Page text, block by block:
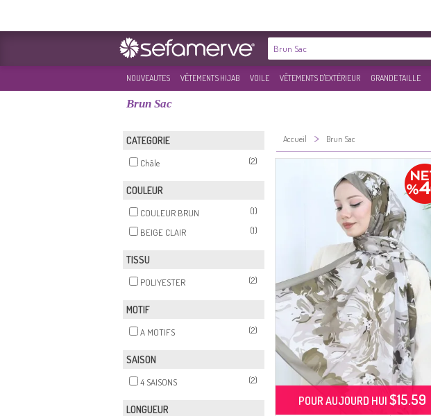
NOUVEAUTES VÊTEMENTS HIJAB VOILE VÊTEMENTS D'EXTÉRIEUR GRANDE TAILLE
Brun Sac
CATEGORIE
Châle (2)
COULEUR
COULEUR BRUN
(1)
BEIGE CLAIR
(1)
TISSU
POLIYESTER (2)
MOTIF
A MOTIFS (2)
SAISON
4 SAISONS (2)
LONGUEUR
Accueil > Brun Sac
POUR AUJOURD HUI$15.59